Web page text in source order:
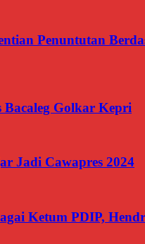
Penuntutan
Bacaleg Golkar Kepri
Jadi Cawapres 2024
Ketum PDIP,